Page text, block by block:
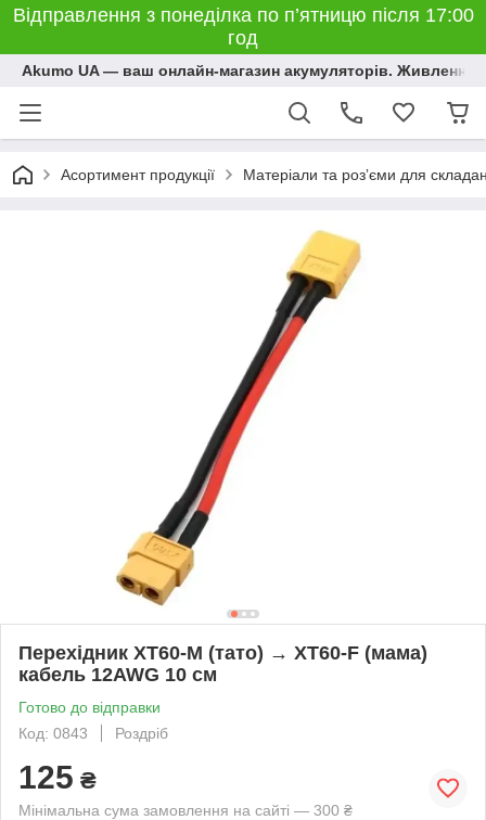
Відправлення з понеділка по п’ятницю після 17:00
год
Akumo UA — ваш онлайн-магазин акумуляторів. Живлення,
Асортимент продукції Матеріали та розʼєми для
Перехідник XT60-M (тато) → XT60-F (мама)
кабель 12AWG 10 см
Готово до відправки
Код: 0843
Роздріб
125 ₴
Мінімальна сума замовлення на сайті — 300 ₴